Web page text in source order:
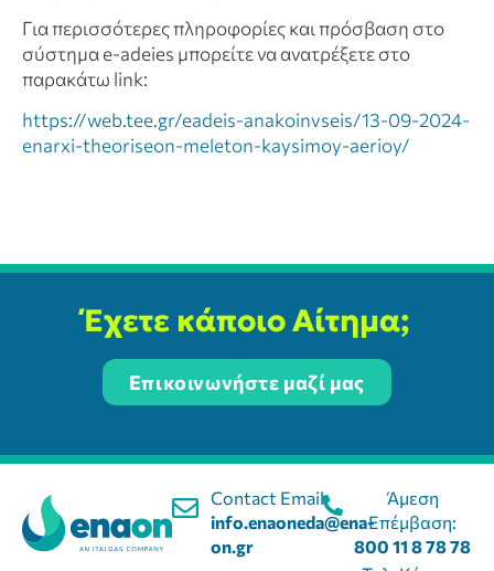
Για περισσότερες πληροφορίες και πρόσβαση στο
σύστημα e-adeies μπορείτε να ανατρέξετε στο
παρακάτω link:
https://web.tee.gr/eadeis-anakoinvseis/13-09-2024-
enarxi-theoriseon-meleton-kaysimoy-aerioy/
Έχετε κάποιο Αίτημα;
Επικοινωνήστε μαζί μας
Contact Email:
info.enaoneda@ena-
on.gr
Άμεση
Επέμβαση:
800 11 8 78 78